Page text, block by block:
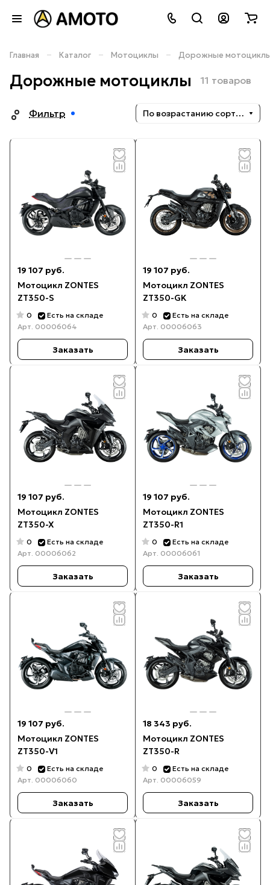
Главная – Каталог – Мотоциклы – Дорожные
Дорожные мотоциклы 11 товаров
Фильтр По возрастанию сортировки
19 107 руб.
Мотоцикл ZONTES
ZT350-S
0
Есть на складе
Арт. 00006064
Заказать
19 107 руб.
Мотоцикл ZONTES
ZT350-GK
0
Есть на складе
Арт. 00006063
Заказать
19 107 руб.
Мотоцикл ZONTES
ZT350-X
0
Есть на складе
Арт. 00006062
Заказать
19 107 руб.
Мотоцикл ZONTES
ZT350-R1
0
Есть на складе
Арт. 00006061
Заказать
19 107 руб.
Мотоцикл ZONTES
ZT350-V1
0
Есть на складе
Арт. 00006060
Заказать
18 343 руб.
Мотоцикл ZONTES
ZT350-R
0
Есть на складе
Арт. 00006059
Заказать